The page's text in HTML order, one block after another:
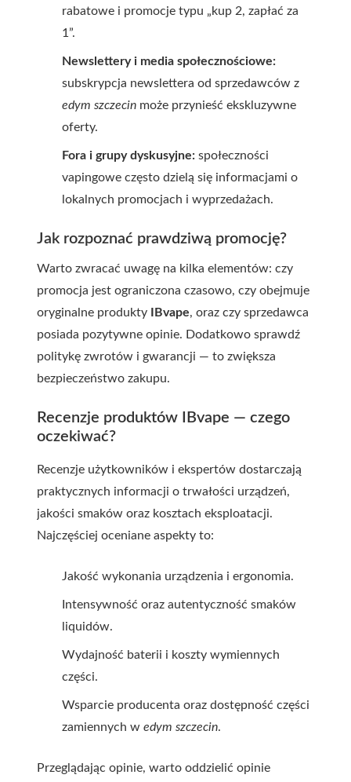
rabatowe i promocje typu „kup 2, zapłać za
1”.
Newslettery i media społecznościowe:
subskrypcja newslettera od sprzedawców z
edym szczecin może przynieść ekskluzywne
oferty.
Fora i grupy dyskusyjne: społeczności
vapingowe często dzielą się informacjami o
lokalnych promocjach i wyprzedażach.
Jak rozpoznać prawdziwą promocję?
Warto zwracać uwagę na kilka elementów: czy
promocja jest ograniczona czasowo, czy obejmuje
oryginalne produkty
IBvape, oraz czy sprzedawca
posiada pozytywne opinie. Dodatkowo sprawdź
politykę zwrotów i gwarancji — to zwiększa
bezpieczeństwo zakupu.
Recenzje produktów IBvape — czego
oczekiwać?
Recenzje użytkowników i ekspertów dostarczają
praktycznych informacji o trwałości urządzeń,
jakości smaków oraz kosztach eksploatacji.
Najczęściej oceniane aspekty to:
Jakość wykonania urządzenia i ergonomia.
Intensywność oraz autentyczność smaków
liquidów.
Wydajność baterii i koszty wymiennych
części.
Wsparcie producenta oraz dostępność części
zamiennych w edym szczecin.
Przeglądając opinie, warto oddzielić opinie